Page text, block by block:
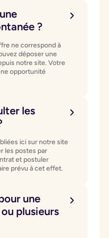
?
ne correspond à
déposer une
notre site. Votre
opportunité
les
ici sur notre site
les postes par
et postuler
prévu à cet effet.
une
plusieurs